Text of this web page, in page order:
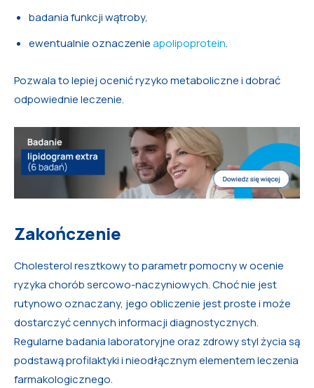
badania funkcji wątroby,
ewentualnie oznaczenieapolipoprotein.
Pozwala to lepiej ocenić ryzyko metaboliczne i dobrać
odpowiednie leczenie.
Zakończenie
Cholesterol resztkowy to parametr pomocny w ocenie
ryzyka chorób sercowo-naczyniowych. Choć nie jest
rutynowo oznaczany, jego obliczenie jest proste i może
dostarczyć cennych informacji diagnostycznych.
Regularne badania laboratoryjne oraz zdrowy styl życia są
podstawą profilaktyki i nieodłącznym elementem leczenia
farmakologicznego.